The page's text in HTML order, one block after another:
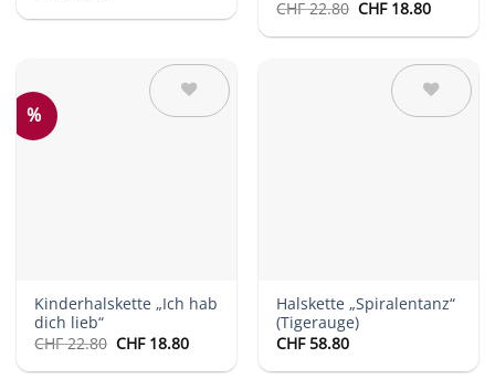
CHF22.80 Ursprünglicher
Preis
war:
CHF18.80
ist:
%
Kinderhalskette „Ich hab
dich lieb“
CHF22.80 Ursprünglicher
Preis
war:
CHF18.80Aktueller
ist:
Halskette „Spiralentanz“
(Tigerauge)
CHF58.80